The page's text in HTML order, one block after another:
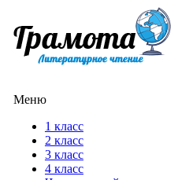
Меню
1 класс
2 класс
3 класс
4 класс